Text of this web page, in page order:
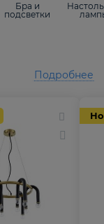
Бра и
подсветки
Подробнее